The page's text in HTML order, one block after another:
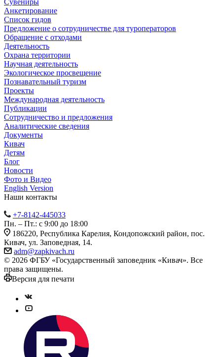
Анкетирование
Список гидов
Предложение о сотрудничестве для туроператоров
Обращение с отходами
Деятельность
Охрана территории
Научная деятельность
Экологическое просвещение
Познавательный туризм
Проекты
Международная деятельность
Публикации
Сотрудничество и предложения
Аналитические сведения
Документы
Кивач
Детям
Блог
Новости
Фото и Видео
English Version
Наши контакты
+7-8142-445033
Пн. – Пт.: с 9:00 до 18:00
186220, Республика Карелия, Кондопожский район, пос.
Кивач, ул. Заповедная, 14.
adm@zapkivach.ru
© 2026 ФГБУ «Государственный заповедник «Кивач». Все
права защищены.
Версия для печати